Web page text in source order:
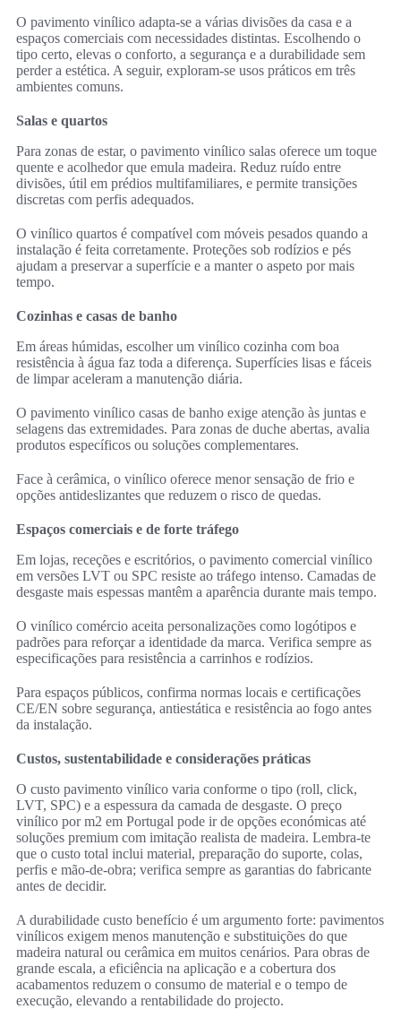
O pavimento vinílico adapta-se a várias divisões da casa e a
espaços comerciais com necessidades distintas. Escolhendo o
tipo certo, elevas o conforto, a segurança e a durabilidade sem
perder a estética. A seguir, exploram-se usos práticos em três
ambientes comuns.
Salas e quartos
Para zonas de estar, o pavimento vinílico salas oferece um toque
quente e acolhedor que emula madeira. Reduz ruído entre
divisões, útil em prédios multifamiliares, e permite transições
discretas com perfis adequados.
O vinílico quartos é compatível com móveis pesados quando a
instalação é feita corretamente. Proteções sob rodízios e pés
ajudam a preservar a superfície e a manter o aspeto por mais
tempo.
Cozinhas e casas de banho
Em áreas húmidas, escolher um vinílico cozinha com boa
resistência à água faz toda a diferença. Superfícies lisas e fáceis
de limpar aceleram a manutenção diária.
O pavimento vinílico casas de banho exige atenção às juntas e
selagens das extremidades. Para zonas de duche abertas, avalia
produtos específicos ou soluções complementares.
Face à cerâmica, o vinílico oferece menor sensação de frio e
opções antideslizantes que reduzem o risco de quedas.
Espaços comerciais e de forte tráfego
Em lojas, receções e escritórios, o pavimento comercial vinílico
em versões LVT ou SPC resiste ao tráfego intenso. Camadas de
desgaste mais espessas mantêm a aparência durante mais tempo.
O vinílico comércio aceita personalizações como logótipos e
padrões para reforçar a identidade da marca. Verifica sempre as
especificações para resistência a carrinhos e rodízios.
Para espaços públicos, confirma normas locais e certificações
CE/EN sobre segurança, antiestática e resistência ao fogo antes
da instalação.
Custos, sustentabilidade e considerações práticas
O custo pavimento vinílico varia conforme o tipo (roll, click,
LVT, SPC) e a espessura da camada de desgaste. O preço
vinílico por m2 em Portugal pode ir de opções económicas até
soluções premium com imitação realista de madeira. Lembra-te
que o custo total inclui material, preparação do suporte, colas,
perfis e mão-de-obra; verifica sempre as garantias do fabricante
antes de decidir.
A durabilidade custo benefício é um argumento forte: pavimentos
vinílicos exigem menos manutenção e substituições do que
madeira natural ou cerâmica em muitos cenários. Para obras de
grande escala, a eficiência na aplicação e a cobertura dos
acabamentos reduzem o consumo de material e o tempo de
execução, elevando a rentabilidade do projecto.